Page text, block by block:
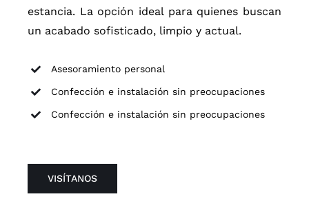
Mueble auxiliar
Textil
estancia. La opción ideal para quienes buscan
un acabado sofisticado, limpio y actual.
Asesoramiento personal
Confección e instalación sin preocupaciones
Confección e instalación sin preocupaciones
VISÍTANOS